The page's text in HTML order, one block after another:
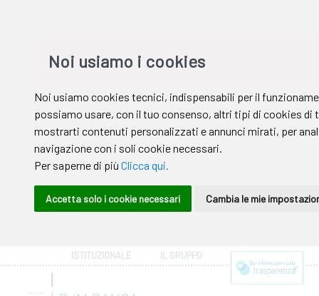
ISTITUZIONALE IL GRUPPO